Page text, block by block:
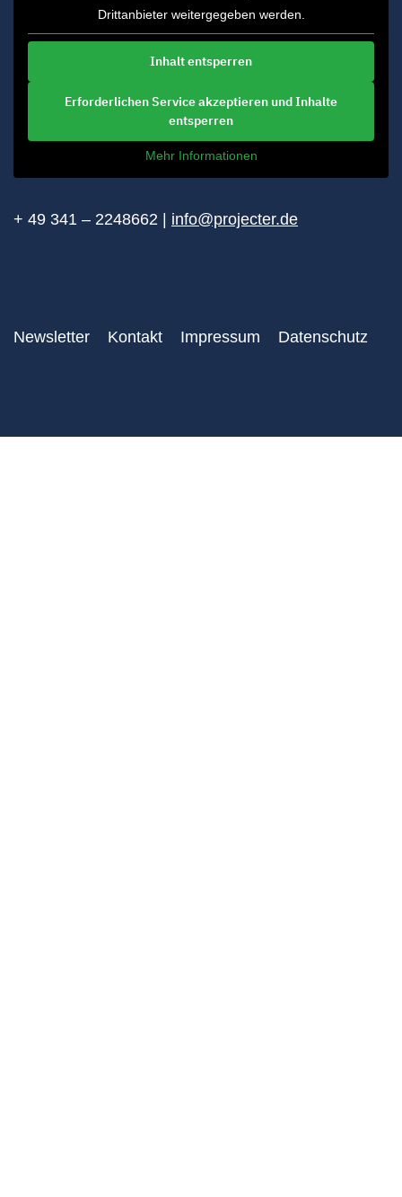
Drittanbieter weitergegeben werden.
Inhalt entsperren
Erforderlichen Service akzeptieren und Inhalte
entsperren
Mehr Informationen
+ 49 341 – 2248662 | info@projecter.de
Newsletter Kontakt Impressum Datenschutz